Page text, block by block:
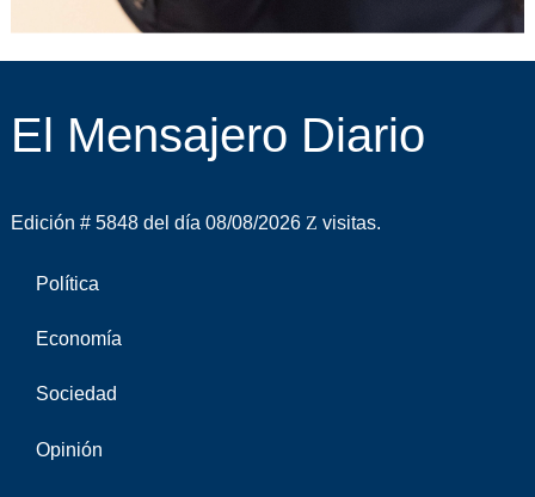
El Mensajero Diario
Edición # 5848 del día 08/08/2026 visitas.
Política
Economía
Sociedad
Opinión